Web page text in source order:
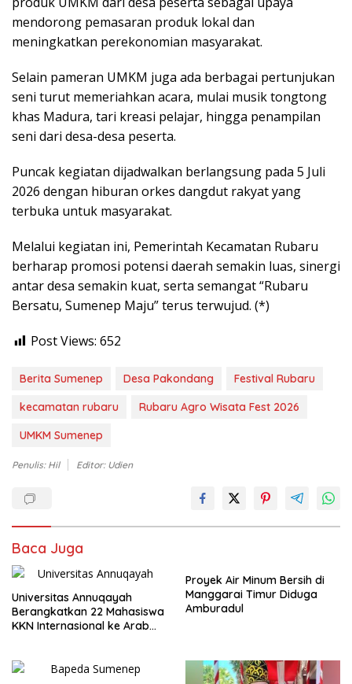
mendorong pemasaran produk lokal dan
meningkatkan perekonomian masyarakat.
Selain pameran UMKM juga ada berbagai pertunjukan
seni turut memeriahkan acara, mulai musik tongtong
khas Madura, tari kreasi pelajar, hingga penampilan
seni dari desa-desa peserta.
Puncak kegiatan dijadwalkan berlangsung pada 5 Juli
2026 dengan hiburan orkes dangdut rakyat yang
terbuka untuk masyarakat.
Melalui kegiatan ini, Pemerintah Kecamatan Rubaru
berharap promosi potensi daerah semakin luas, sinergi
antar desa semakin kuat, serta semangat “Rubaru
Bersatu, Sumenep Maju” terus terwujud. (*)
Post Views: 652
Berita Sumenep Desa Pakondang
Festival Rubaru
kecamatan rubaru
Rubaru Agro Wisata Fest 2026
UMKM Sumenep
Penulis: Hil Editor: Udien
Baca Juga
Universitas Annuqayah
Berangkatkan 22 Mahasiswa
KKN Internasional ke Arab
Proyek Air Minum Bersih di
Manggarai Timur Diduga
Amburadul